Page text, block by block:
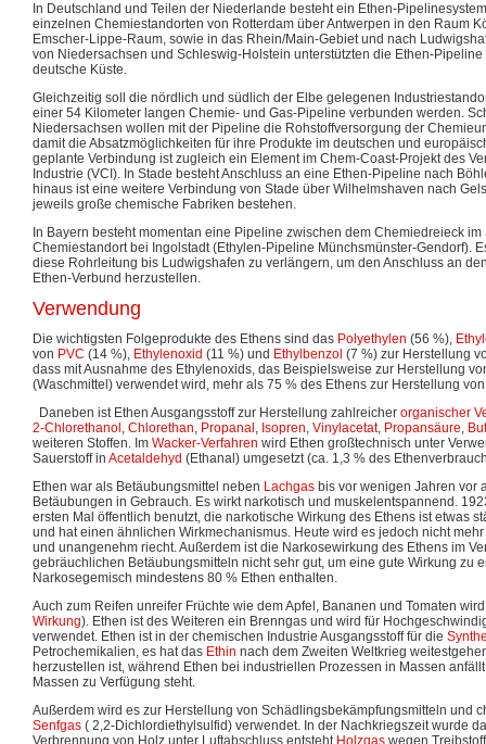
In Deutschland und Teilen der Niederlande besteht ein Ethen-
einzelnen Chemiestandorten von Rotterdam über Antwerpen in den Raum
Emscher-Lippe-Raum, sowie in das Rhein/Main-Gebiet und nach
von Niedersachsen und Schleswig-Holstein unterstützten die Ethen-
deutsche Küste.
Gleichzeitig soll die nördlich und südlich der Elbe gelegenen
einer 54 Kilometer langen Chemie- und Gas-Pipeline verbunden werden.
Niedersachsen wollen mit der Pipeline die Rohstoffversorgung der
damit die Absatzmöglichkeiten für ihre Produkte im deutschen und
geplante Verbindung ist zugleich ein Element im Chem-Coast-Projekt des
Industrie (VCI). In Stade besteht Anschluss an eine Ethen-Pipeline nach
hinaus ist eine weitere Verbindung von Stade über Wilhelmshaven nach
jeweils große chemische Fabriken bestehen.
In Bayern besteht momentan eine Pipeline zwischen dem Chemiedreieck
Chemiestandort bei Ingolstadt (Ethylen-Pipeline Münchsmünster-Gendorf).
diese Rohrleitung bis Ludwigshafen zu verlängern, um den Anschluss an
Ethen-Verbund herzustellen.
Verwendung
Die wichtigsten Folgeprodukte des Ethens sind das Polyethylen (56 %),
von PVC (14 %), Ethylenoxid (11 %) und Ethylbenzol (7 %) zur Herstellung
dass mit Ausnahme des Ethylenoxids, das Beispielsweise zur Herstellung
(Waschmittel) verwendet wird, mehr als 75 % des Ethens zur Herstellung
Daneben ist Ethen Ausgangsstoff zur Herstellung zahlreicher organischer
2-Chlorethanol , Chlorethan, Propanal , Isopren, Vinylacetat, Propansäure,
weiteren Stoffen. Im Wacker-Verfahren wird Ethen großtechnisch unter
Sauerstoff in Acetaldehyd (Ethanal) umgesetzt (ca. 1,3 % des
Ethen war als Betäubungsmittel neben Lachgas bis vor wenigen Jahren vor
Betäubungen in Gebrauch. Es wirkt narkotisch und muskelentspannend.
ersten Mal öffentlich benutzt, die narkotische Wirkung des Ethens ist etwas
und hat einen ähnlichen Wirkmechanismus. Heute wird es jedoch nicht
und unangenehm riecht. Außerdem ist die Narkosewirkung des Ethens im
gebräuchlichen Betäubungsmitteln nicht sehr gut, um eine gute Wirkung zu
Narkosegemisch mindestens 80 % Ethen enthalten.
Auch zum Reifen unreifer Früchte wie dem Apfel, Bananen und Tomaten
Wirkung). Ethen ist des Weiteren ein Brenngas und wird für
verwendet. Ethen ist in der chemischen Industrie Ausgangsstoff für die
Petrochemikalien, es hat das Ethin nach dem Zweiten Weltkrieg
herzustellen ist, während Ethen bei industriellen Prozessen in Massen
Massen zu Verfügung steht.
Außerdem wird es zur Herstellung von Schädlingsbekämpfungsmitteln und
Senfgas ( 2,2-Dichlordiethylsulfid) verwendet. In der Nachkriegszeit wurde
Verbrennung von Holz unter Luftabschluss entsteht Holzgas wegen